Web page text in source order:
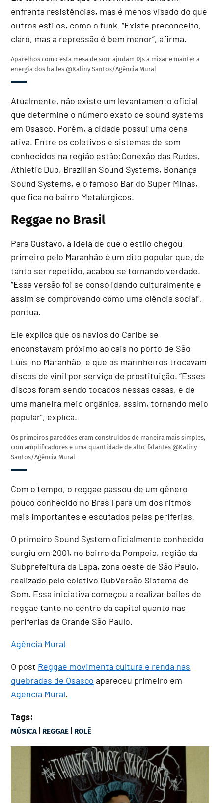
enfrenta resistências, mas é menos visado do que
outros estilos, como o funk. “Existe preconceito,
claro, mas a repressão é bem menor”, afirma.
Aparelhos como esta mesa de som ajudam DJs a mixar e manter a
energia dos bailes @Kaliny Santos/Agência Mural
Atualmente, não existe um levantamento oficial
que determine o número exato de sound systems
em Osasco. Porém, a cidade possui uma cena
ativa. Entre os coletivos e sistemas de som
conhecidos na região estão:Conexão das Rudes,
Athletic Dub, Brazilian Sound Systems, Bonança
Sound Systems, e o famoso Bar do Super Minas,
que fica no bairro Metalúrgicos.
Reggae no Brasil
Para Gustavo, a ideia de que o estilo chegou
primeiro pelo Maranhão é um dito popular que, de
tanto ser repetido, acabou se tornando verdade.
“Essa versão foi se consolidando culturalmente e
assim se comprovando como uma ciência social”,
pontua.
Ele explica que os navios do Caribe se
enconstavam próximo ao cais no porto de São
Luís, no Maranhão, e que os marinheiros trocavam
discos de vinil por serviço de prostituição. “Esses
discos foram sendo tocados nessas casas, e de
uma maneira meio orgânica, assim, tornando meio
popular”, explica.
Os primeiros paredões eram construídos de maneira mais simples,
com amplificadores e uma quantidade de alto-falantes @Kaliny
Santos/Agência Mural
Com o tempo, o reggae passou de um gênero
pouco conhecido no Brasil para um dos ritmos
mais importantes e escutados pelas periferias.
O primeiro Sound System oficialmente conhecido
surgiu em 2001, no bairro da Pompeia, região da
Subprefeitura da Lapa, zona oeste de São Paulo,
realizado pelo coletivo DubVersão Sistema de
Som. Essa iniciativa começou a realizar bailes de
reggae tanto no centro da capital quanto nas
periferias da Grande São Paulo.
Agência Mural
O post Reggae movimenta cultura e renda nas
quebradas de Osasco apareceu primeiro em
Agência Mural.
Tags:
MÚSICA | REGGAE | ROLÊ